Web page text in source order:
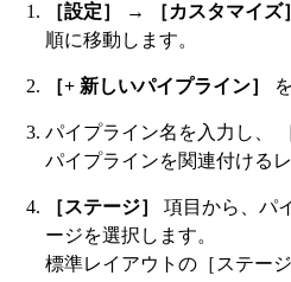
［設定］ → ［カスタマイズ
順に移動します。
［+ 新しいパイプライン］
パイプライン名を入力し、
パイプラインを関連付ける
［ステージ］ 項目から、パ
ージを選択します。
標準レイアウトの［ステー